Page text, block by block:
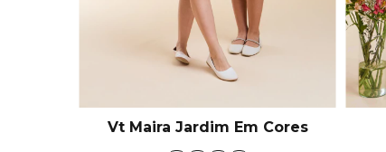
Vt Maira Jardim Em Cores